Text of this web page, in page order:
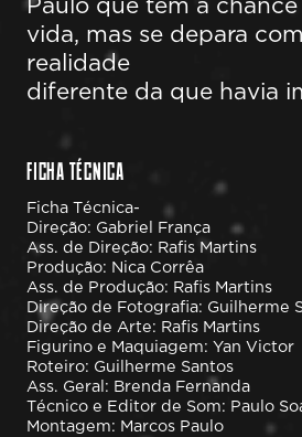
Paulo que tem a
vida, mas se depara
realidade
diferente da que havia
FICHA TÉCNICA
Ficha Técnica-
Direção: Gabriel França
Ass. de Direção: Rafis Martins
Produção: Nica Corrêa
Ass. de Produção: Rafis Martins
Direção de Fotografia: Guilherme
Direção de Arte: Rafis Martins
Figurino e Maquiagem: Yan Victor
Roteiro: Guilherme Santos
Ass. Geral: Brenda Fernanda
Técnico e Editor de Som: Paulo
Montagem: Marcos Paulo